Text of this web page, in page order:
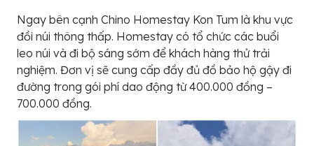
Ngay bên cạnh Chino Homestay Kon Tum là khu vực
đồi núi thông thấp. Homestay có tổ chức các buổi
leo núi và đi bộ sáng sớm để khách hàng thử trải
nghiệm. Đơn vị sẽ cung cấp đầy đủ đồ bảo hộ gậy đi
đường trong gói phí dao động từ 400.000 đồng –
700.000 đồng.